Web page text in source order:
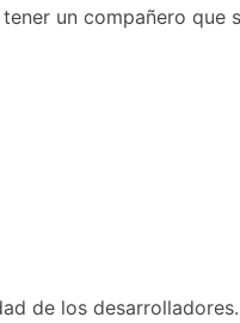
un compañero que
de los